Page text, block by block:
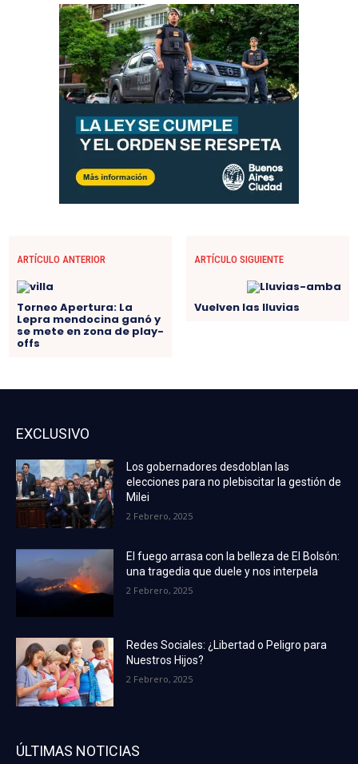
ARTÍCULO ANTERIOR
Torneo Apertura: La
Lepra mendocina ganó y
se mete en zona de play-
offs
ARTÍCULO SIGUIENTE
Vuelven las lluvias
EXCLUSIVO
Los gobernadores desdoblan las
elecciones para no plebiscitar la gestión de
Milei
2 Febrero, 2025
El fuego arrasa con la belleza de El Bolsón:
una tragedia que duele y nos interpela
2 Febrero, 2025
Redes Sociales: ¿Libertad o Peligro para
Nuestros Hijos?
2 Febrero, 2025
ÚLTIMAS NOTICIAS